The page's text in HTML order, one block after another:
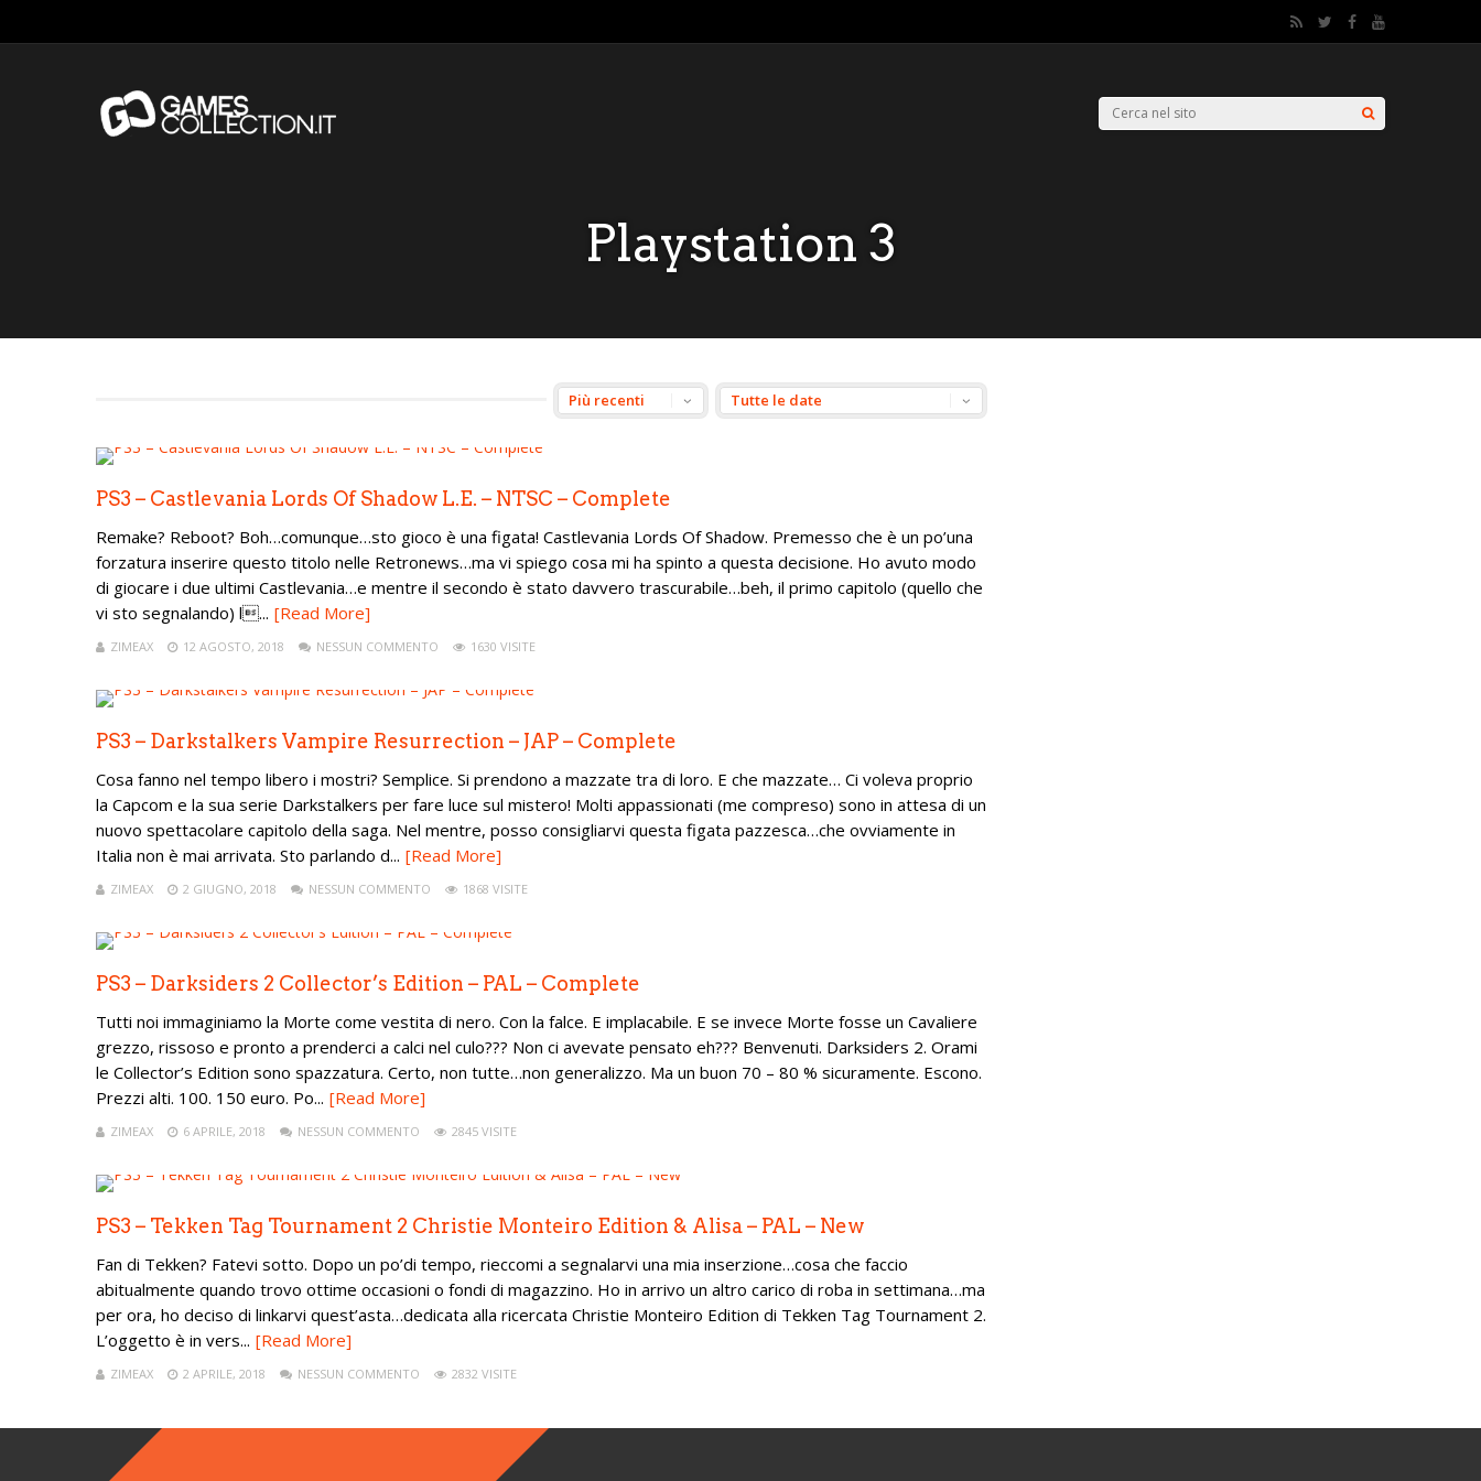
Playstation 3
PS3 – Castlevania Lords Of Shadow L.E. – NTSC – Complete
Remake? Reboot? Boh…comunque…sto gioco è una figata! Castlevania Lords Of Shadow. Premesso che è un po’una
forzatura inserire questo titolo nelle Retronews…ma vi spiego cosa mi ha spinto a questa decisione. Ho avuto modo
di giocare i due ultimi Castlevania…e mentre il secondo è stato davvero trascurabile…beh, il primo capitolo (quello che
vi sto segnalando) l... [Read More]
ZIMEAX 12 AGOSTO, 2018 NESSUN COMMENTO 1630 VISITE
PS3 – Darkstalkers Vampire Resurrection – JAP – Complete
Cosa fanno nel tempo libero i mostri? Semplice. Si prendono a mazzate tra di loro. E che mazzate… Ci voleva proprio
la Capcom e la sua serie Darkstalkers per fare luce sul mistero! Molti appassionati (me compreso) sono in attesa di un
nuovo spettacolare capitolo della saga. Nel mentre, posso consigliarvi questa figata pazzesca…che ovviamente in
Italia non è mai arrivata. Sto parlando d... [Read More]
ZIMEAX 2 GIUGNO, 2018 NESSUN COMMENTO 1868 VISITE
PS3 – Darksiders 2 Collector’s Edition – PAL – Complete
Tutti noi immaginiamo la Morte come vestita di nero. Con la falce. E implacabile. E se invece Morte fosse un Cavaliere
grezzo, rissoso e pronto a prenderci a calci nel culo??? Non ci avevate pensato eh??? Benvenuti. Darksiders 2. Orami
le Collector’s Edition sono spazzatura. Certo, non tutte…non generalizzo. Ma un buon 70 – 80 % sicuramente. Escono.
Prezzi alti. 100. 150 euro. Po... [Read More]
ZIMEAX 6 APRILE, 2018 NESSUN COMMENTO 2845 VISITE
PS3 – Tekken Tag Tournament 2 Christie Monteiro Edition & Alisa – PAL – New
Fan di Tekken? Fatevi sotto. Dopo un po’di tempo, rieccomi a segnalarvi una mia inserzione…cosa che faccio
abitualmente quando trovo ottime occasioni o fondi di magazzino. Ho in arrivo un altro carico di roba in settimana…ma
per ora, ho deciso di linkarvi quest’asta…dedicata alla ricercata Christie Monteiro Edition di Tekken Tag Tournament 2.
L’oggetto è in vers... [Read More]
ZIMEAX 2 APRILE, 2018 NESSUN COMMENTO 2832 VISITE